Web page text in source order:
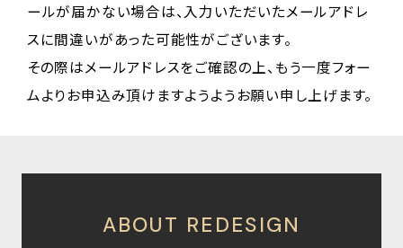
ールが届かない場合は、入力いただいたメールアドレ
スに間違いがあった可能性がございます。
その際はメールアドレスをご確認の上、もう一度フォー
ムよりお申込み頂けますようようお願い申し上げます。
ABOUT REDESIGN